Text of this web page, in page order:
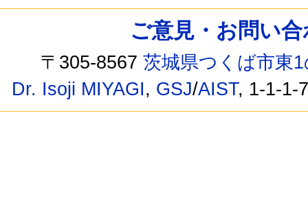
ご意見・お問い
〒305-8567茨城県つくば市東
Dr. Isoji MIYAGI, GSJ/AIST, 1-1-1-